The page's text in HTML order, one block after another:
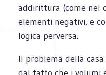
addirittura (come nel
elementi negativi, e
logica perversa.
Il problema della